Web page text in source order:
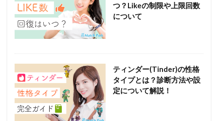
つ？Likeの制限や上限回数
について
ティンダー(Tinder)の性格
タイプとは？診断方法や設
定について解説！